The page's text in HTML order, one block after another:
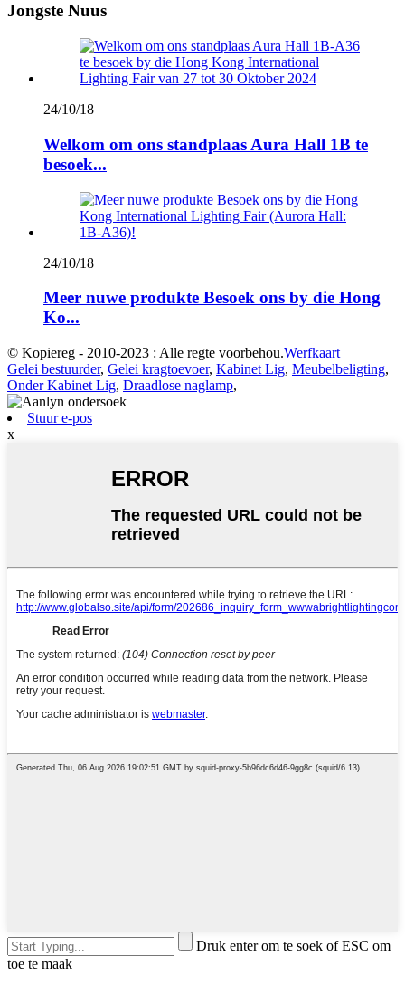
Jongste Nuus
24/10/18
Welkom om ons standplaas Aura Hall 1B te
besoek...
24/10/18
Meer nuwe produkte Besoek ons ​​by die Hong
Ko...
© Kopiereg - 2010-2023 : Alle regte voorbehou.Werfkaart
Gelei bestuurder, Gelei kragtoevoer, Kabinet Lig, Meubelbeligting,
Onder Kabinet Lig, Draadlose naglamp,
Stuur e-pos
x
Druk enter om te soek of ESC om
toe te maak